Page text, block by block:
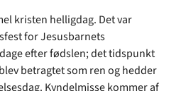
kristen helligdag. Det var
for Jesusbarnets
efter fødslen; det tidspunkt
betragtet som ren og hedder
Kyndelmisse kommer af